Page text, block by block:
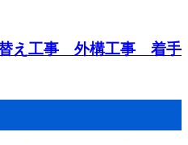
え工事 外構工事 着手